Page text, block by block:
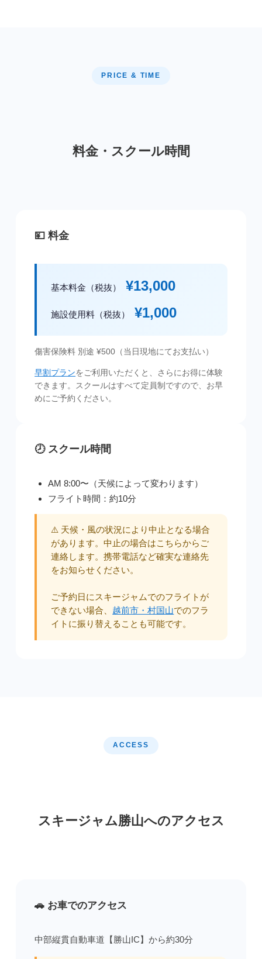
PRICE & TIME
料金・スクール時間
💴 料金
基本料金（税抜） ¥13,000
施設使用料（税抜） ¥1,000
傷害保険料 別途 ¥500（当日現地にてお支払い）
早割プランをご利用いただくと、さらにお得に体験
できます。スクールはすべて定員制ですので、お早
めにご予約ください。
🕗 スクール時間
AM 8:00〜（天候によって変わります）
フライト時間：約10分
⚠️ 天候・風の状況により中止となる場合
があります。中止の場合はこちらからご
連絡します。携帯電話など確実な連絡先
をお知らせください。
ご予約日にスキージャムでのフライトが
できない場合、 越前市・村国山でのフラ
イトに振り替えることも可能です。
ACCESS
スキージャム勝山へのアクセス
🚗 お車でのアクセス
中部縦貫自動車道【勝山IC】から約30分